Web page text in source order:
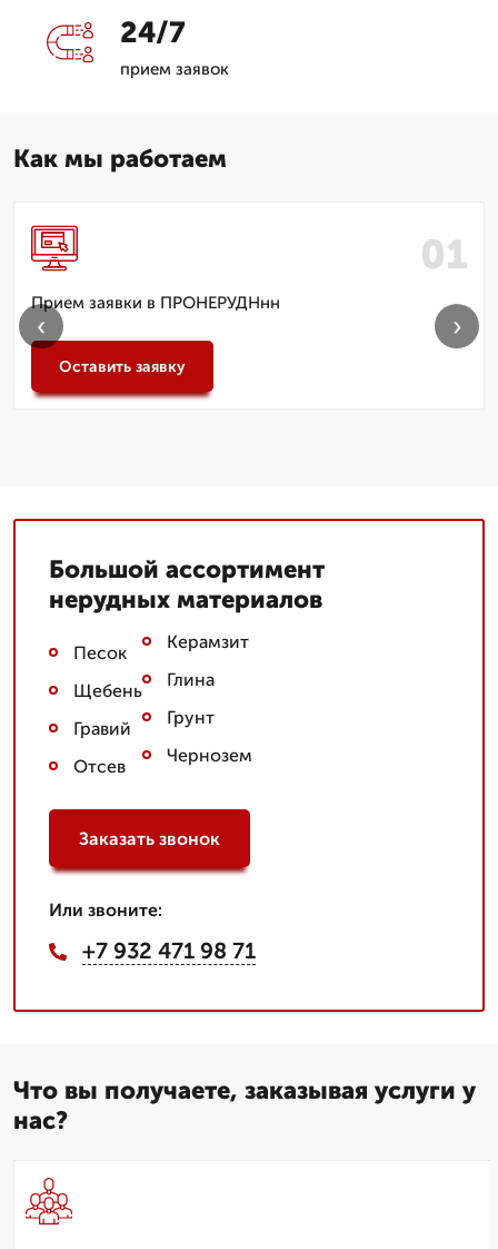
24/7
прием заявок
Как мы работаем
Прием заявки в ПРОНЕРУДНнн
Оставить заявку
‹ ›
Большой ассортимент
нерудных материалов
Песок
Щебень
Гравий
Отсев
Керамзит
Глина
Грунт
Чернозем
Заказать звонок
Или звоните:
+7 932 471 98 71
Что вы получаете, заказывая услуги у
нас?